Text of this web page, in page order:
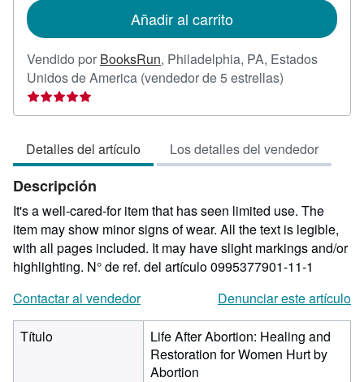
envío
Añadir al carrito
Vendido por BooksRun, Philadelphia, PA, Estados
Unidos de America (vendedor de 5 estrellas)
vendedor:
de
5
Detalles del artículo Los detalles del vendedor
Descripción
It's a well-cared-for item that has seen limited use. The
item may show minor signs of wear. All the text is legible,
with all pages included. It may have slight markings and/or
highlighting. N° de ref. del artículo 0995377901-11-1
Contactar al vendedor
Denunciar este artículo
Título
Life After Abortion: Healing and
Restoration for Women Hurt by
Abortion